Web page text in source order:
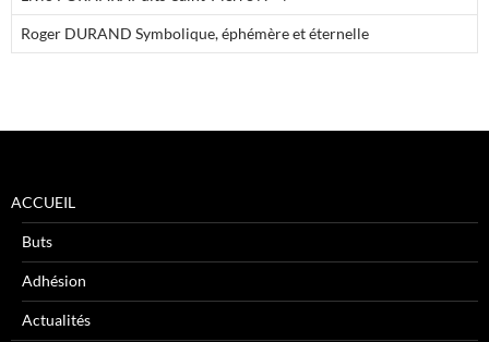
Roger DURAND Symbolique, éphémère et éternelle
ACCUEIL
Buts
Adhésion
Actualités